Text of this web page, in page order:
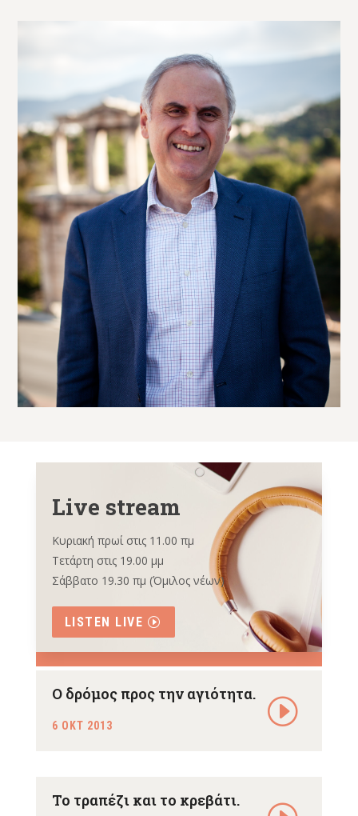
Live stream
Κυριακή πρωί στις 11.00 πμ
Τετάρτη στις 19.00 μμ
Σάββατο 19.30 πμ (Όμιλος νέων)
LISTEN LIVE
Ο δρόμος προς την αγιότητα.
6 ΟΚΤ 2013
Το τραπέζι και το κρεβάτι.